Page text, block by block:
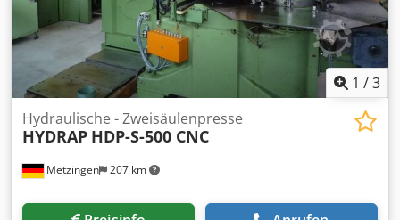
1 /3
Metzingen 207 km
Hydraulische - Zweisäulenpresse
HYDRAP HDP-S-500 CNC